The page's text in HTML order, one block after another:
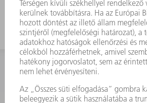
problémát.
KAPCSOLAT
Szerszám
3628576045